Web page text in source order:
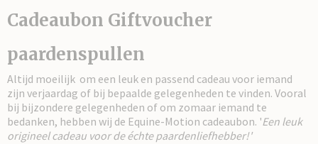
Cadeaubon Giftvoucher
paardenspullen
Altijd moeilijk om een leuk en passend cadeau voor iemand
zijn verjaardag of bij bepaalde gelegenheden te vinden. Vooral
bij bijzondere gelegenheden of om zomaar iemand te
bedanken, hebben wij de Equine-Motion cadeaubon. 'Een leuk
origineel cadeau voor de échte paardenliefhebber!'